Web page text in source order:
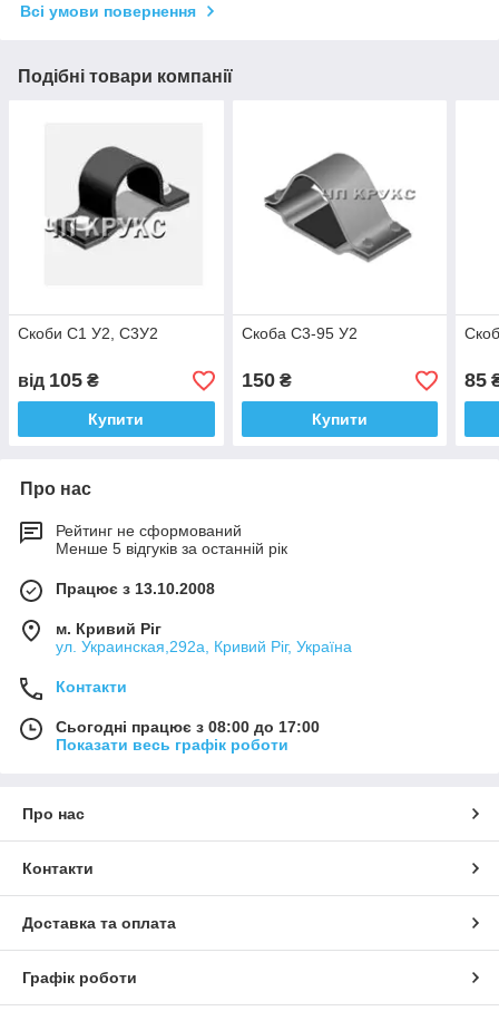
Всі умови повернення
Подібні товари компанії
Скоби С1 У2, С3У2
від 105 ₴
Купити
Скоба С3-95 У2
150₴
Купити
85
Про нас
Рейтинг не сформований
Менше 5 відгуків за останній рік
Працює з 13.10.2008
м. Кривий Ріг
ул. Украинская,292а, Кривий Ріг, Україна
Контакти
Сьогодні працює з 08:00 до 17:00
Показати весь графік роботи
Про нас
Контакти
Доставка та оплата
Графік роботи